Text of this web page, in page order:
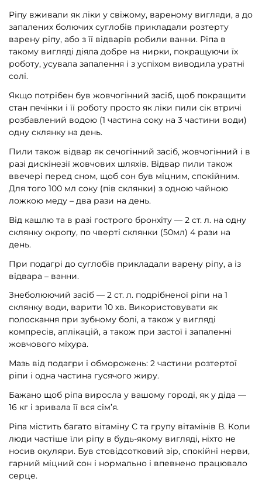
Ріпу вживали як ліки у свіжому, вареному вигляди, а до
запалених болючих суглобів прикладали розтерту
варену ріпу, або з її відварів робили ванни. Ріпа в
такому вигляді діяла добре на нирки, покращуючи їх
роботу, усувала запалення і з успіхом виводила уратні
солі.
Якщо потрібен був жовчогінний засіб, щоб покращити
стан печінки і її роботу просто як ліки пили сік втричі
розбавлений водою (1 частина соку на 3 частини води)
одну склянку на день.
Пили також відвар як сечогінний засіб, жовчогінний і в
разі дискінезії жовчових шляхів. Відвар пили також
ввечері перед сном, щоб сон був міцним, спокійним.
Для того 100 мл соку (пів склянки) з одною чайною
ложкою меду – два рази на день.
Від кашлю та в разі гострого бронхіту — 2 ст. л. на одну
склянку окропу, по чверті склянки (50мл) 4 рази на
день.
При подагрі до суглобів прикладали варену ріпу, а із
відвара – ванни.
Знеболюючий засіб — 2 ст. л. подрібненої ріпи на 1
склянку води, варити 10 хв. Використовувати як
полоскання при зубному болі, а також у вигляді
компресів, аплікацій, а також при застої і запаленні
жовчового міхура.
Мазь від подагри і обморожень: 2 частини розтертої
ріпи і одна частина гусячого жиру.
Бажано щоб ріпа виросла у вашому городі, як у діда —
16 кг і зривала її вся сім’я.
Ріпа містить багато вітаміну С та групу вітамінів В. Коли
люди частіше їли ріпу в будь-якому вигляді, ніхто не
носив окуляри. Був стовідсотковий зір, спокійні нерви,
гарний міцний сон і нормально і впевнено працювало
серце.